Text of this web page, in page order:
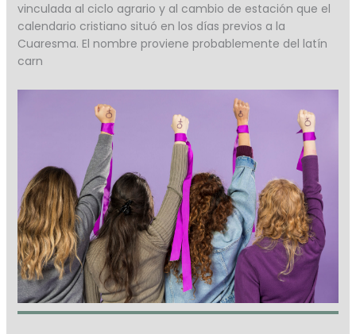
vinculada al ciclo agrario y al cambio de estación que el
calendario cristiano situó en los días previos a la
Cuaresma. El nombre proviene probablemente del latín
carn